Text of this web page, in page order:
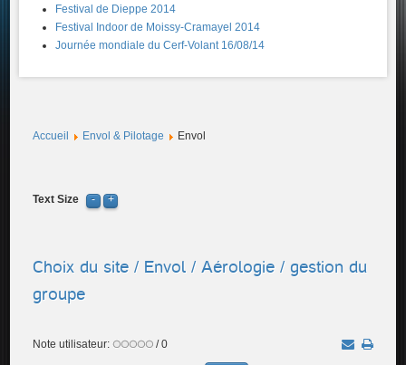
Festival de Dieppe 2014
Festival Indoor de Moissy-Cramayel 2014
Journée mondiale du Cerf-Volant 16/08/14
Accueil Envol & Pilotage Envol
Text Size
Choix du site / Envol / Aérologie / gestion du
groupe
Note utilisateur: / 0